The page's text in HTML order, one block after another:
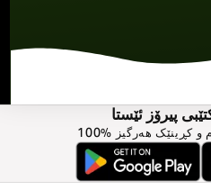
پیرۆز ئێستا